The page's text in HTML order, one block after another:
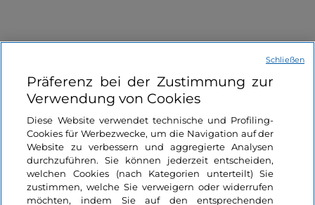
Informationen über die Seite
Nützliche Links
Login
Bleiben wir in Kontakt
Präferenz bei der Zustimmung zur
Verwendung von Cookies
Diese Website verwendet technische und Profiling-
Cookies für Werbezwecke, um die Navigation auf der
Website zu verbessern und aggregierte Analysen
durchzuführen. Sie können jederzeit entscheiden,
welchen Cookies (nach Kategorien unterteilt) Sie
zustimmen, welche Sie verweigern oder widerrufen
möchten, indem Sie auf den entsprechenden
Schließen